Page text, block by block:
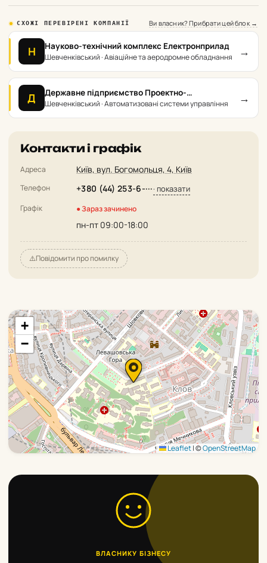
СХОЖІ ПЕРЕВІРЕНІ КОМПАНІЇ Ви власник? Прибрати цей блок →
Н Науково-технічний комплекс Електронприлад
Шевченківський · Авіаційне та аеродромне обладнання →
Д
Державне підприємство Проектно-
конструкторське технологічне бюро з
Шевченківський · Автоматизовані системи управління →
Контакти і графік
Адреса Київ, вул. Богомольця, 4, Київ
Телефон +380 (44) 253-6-···· показати
Графік ● Зараз зачинено
пн-пт 09:00-18:00
⚠️Повідомити про помилку
+
−
Leaflet|©OpenStreetMap
ВЛАСНИКУ БІЗНЕСУ